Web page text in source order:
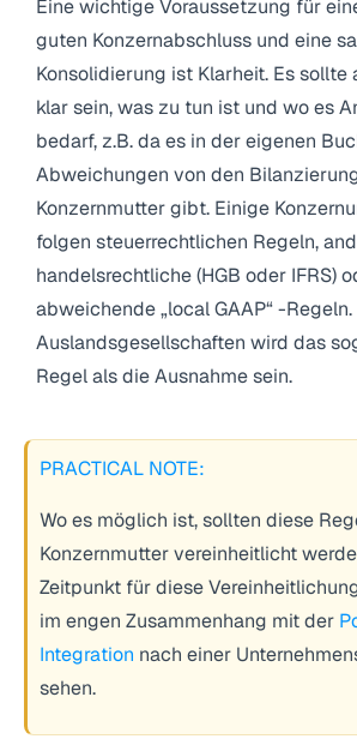
Eine wichtige Voraussetzung für
guten Konzernabschluss und eine
Konsolidierung ist Klarheit. Es
klar sein, was zu tun ist und wo es
bedarf, z.B. da es in der eigenen
Abweichungen von den
Konzernmutter gibt. Einige
folgen steuerrechtlichen Regeln,
handelsrechtliche (HGB oder IFRS)
abweichende „local GAAP“ -Regeln.
Auslandsgesellschaften wird das
Regel als die Ausnahme sein.
PRACTICAL NOTE:
Wo es möglich ist, sollten diese
Konzernmutter vereinheitlicht
Zeitpunkt für diese
im engen Zusammenhang mit der
Integration nach einer
sehen.